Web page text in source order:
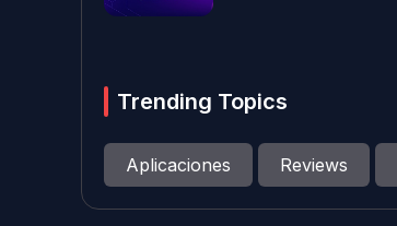
Trending Topics
Aplicaciones Reviews